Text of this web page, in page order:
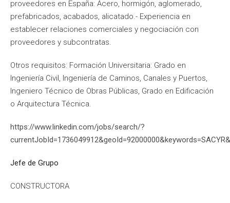
proveedores en España: Acero, hormigón, aglomerado,
prefabricados, acabados, alicatado.- Experiencia en
establecer relaciones comerciales y negociación con
proveedores y subcontratas.
Otros requisitos: Formación Universitaria: Grado en
Ingeniería Civil, Ingeniería de Caminos, Canales y Puertos,
Ingeniero Técnico de Obras Públicas, Grado en Edificación
o Arquitectura Técnica.
https://www.linkedin.com/jobs/search/?
Jefe de Grupo
CONSTRUCTORA